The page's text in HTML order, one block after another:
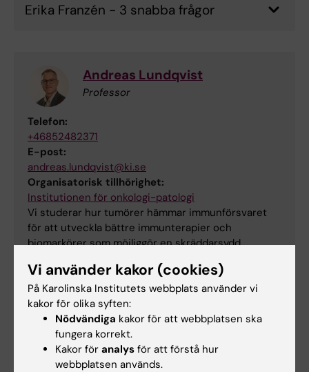
Erika Franzén - 3 snabba frågor
Andreas Lundqvist
Professor
Telefon:
+46852482371
E-post:
andreas.lundqvist@ki.se
Organisatorisk tillhörighet:
Institutionen för onkologi-patologi
Vi studerar hur tumörer hämmar immunförsvaret
för att utveckla bättre immunterapier och
biomarkörer som möjliggör en skräddarsydd
Andreas Lundqvist - 3 snabba frågor
Vi använder kakor (cookies)
På Karolinska Institutets webbplats använder vi
kakor för olika syften:
Nödvändiga kakor för att webbplatsen ska
fungera korrekt.
Kakor för analys för att förstå hur
webbplatsen används.